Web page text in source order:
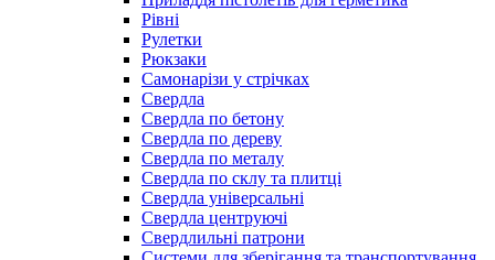
Рівні
Рулетки
Рюкзаки
Самонарізи у стрічках
Свердла
Свердла по бетону
Свердла по дереву
Свердла по металу
Свердла по склу та плитці
Свердла універсальні
Свердла центруючі
Свердлильні патрони